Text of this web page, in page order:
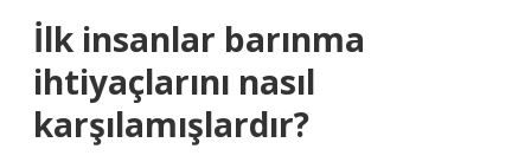
İlk insanlar barınma
ihtiyaçlarını nasıl
karşılamışlardır?